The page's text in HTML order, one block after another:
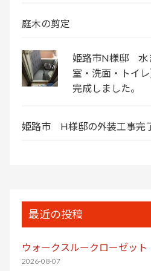
庭木の剪定
姫路市N様邸 水
室・洗面・トイ
完成しました。
姫路市 H様邸の外装工事完
最近の投稿
ウォークスルークローゼット
2026-08-07